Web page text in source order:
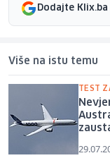
Dodajte
Više na istu temu
TEST